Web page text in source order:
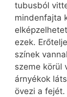
tubusból
mindenfajta
ezek.
színek
szeme körül
árnyékok
övezi a